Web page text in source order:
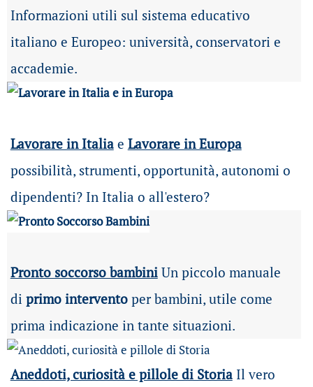
Informazioni utili sul sistema educativo
italiano e Europeo: università, conservatori e
accademie.
Lavorare in Italia e Lavorare in Europa
possibilità, strumenti, opportunità, autonomi o
dipendenti? In Italia o all'estero?
Pronto soccorso bambiniUn piccolo manuale
di primo interventoper bambini, utile come
prima indicazione in tante situazioni.
Aneddoti, curiosità e pillole di Storia Il vero